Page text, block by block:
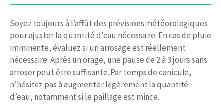
Soyez toujours à l’affût des prévisions météorologiques
pour ajuster la quantité d’eau nécessaire. En cas de pluie
imminente, évaluez si un arrosage est réellement
nécessaire. Après un orage, une pause de 2 à 3 jours sans
arroser peut être suffisante. Par temps de canicule,
n’hésitez pas à augmenter légèrement la quantité
d’eau, notamment si le paillage est mince.